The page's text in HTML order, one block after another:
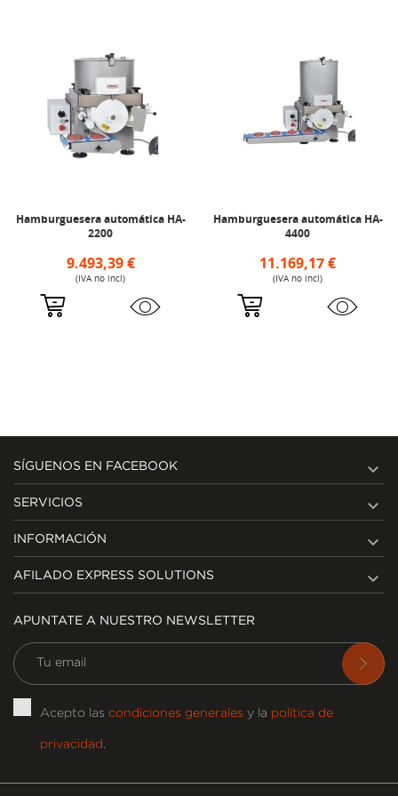
Hamburguesera automática HA-
2200
9.493,39 €
(IVA no incl)
Hamburguesera automática HA-
4400
11.169,17 €
(IVA no incl)
SÍGUENOS EN FACEBOOK 
SERVICIOS 
INFORMACIÓN 
AFILADO EXPRESS SOLUTIONS 
APUNTATE A NUESTRO NEWSLETTER
Acepto las condiciones generales y la política de
privacidad